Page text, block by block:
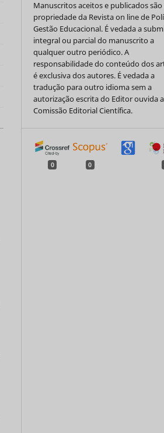
Manuscritos aceitos e publicados são
propriedade da Revista on line de
Gestão Educacional. É vedada a
integral ou parcial do manuscrito a
qualquer outro periódico. A
responsabilidade do conteúdo dos
é exclusiva dos autores. É vedada a
tradução para outro idioma sem a
autorização escrita do Editor ouvida a
Comissão Editorial Científica.
0 0